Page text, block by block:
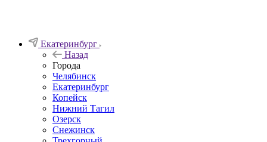
Екатеринбург
Назад
Города
Челябинск
Екатеринбург
Копейск
Нижний Тагил
Озерск
Снежинск